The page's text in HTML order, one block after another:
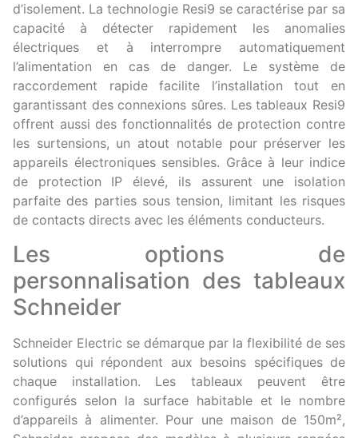
d’isolement. La technologie Resi9 se caractérise par sa
capacité à détecter rapidement les anomalies
électriques et à interrompre automatiquement
l’alimentation en cas de danger. Le système de
raccordement rapide facilite l’installation tout en
garantissant des connexions sûres. Les tableaux Resi9
offrent aussi des fonctionnalités de protection contre
les surtensions, un atout notable pour préserver les
appareils électroniques sensibles. Grâce à leur indice
de protection IP élevé, ils assurent une isolation
parfaite des parties sous tension, limitant les risques
de contacts directs avec les éléments conducteurs.
Les options de
personnalisation des tableaux
Schneider
Schneider Electric se démarque par la flexibilité de ses
solutions qui répondent aux besoins spécifiques de
chaque installation. Les tableaux peuvent être
configurés selon la surface habitable et le nombre
d’appareils à alimenter. Pour une maison de 150m²,